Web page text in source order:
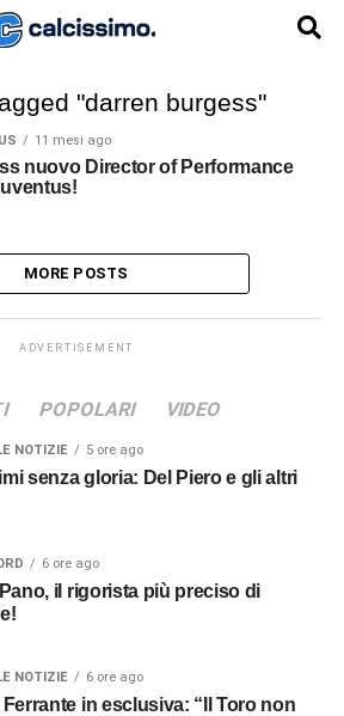
"darren burgess"
11 mesi ago
nuovo Director of Performance
MORE POSTS
ADVERTISEMENT
POPOLARI VIDEO
NOTIZIE 5 ore ago
senza gloria: Del Piero e gli altri
6 ore ago
il rigorista più preciso di
NOTIZIE 6 ore ago
Ferrante in esclusiva: “Il Toro non